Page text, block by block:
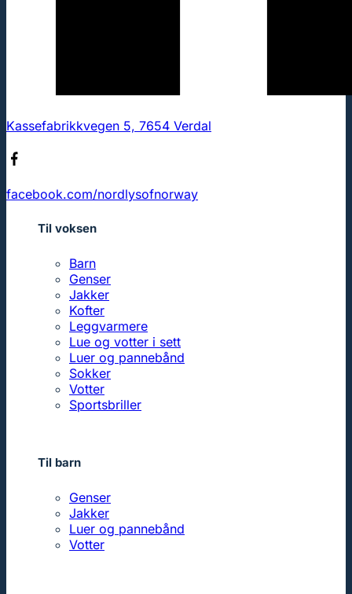
Kassefabrikkvegen 5, 7654 Verdal
facebook.com/nordlysofnorway
Til voksen
Barn
Genser
Jakker
Kofter
Leggvarmere
Lue og votter i sett
Luer og pannebånd
Sokker
Votter
Sportsbriller
Til barn
Genser
Jakker
Luer og pannebånd
Votter